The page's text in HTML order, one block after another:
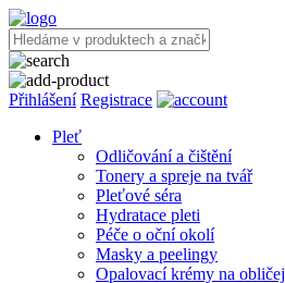
Přihlášení Registrace
Pleť
Odličování a čištění
Tonery a spreje na tvář
Pleťové séra
Hydratace pleti
Péče o oční okolí
Masky a peelingy
Opalovací krémy na obličej